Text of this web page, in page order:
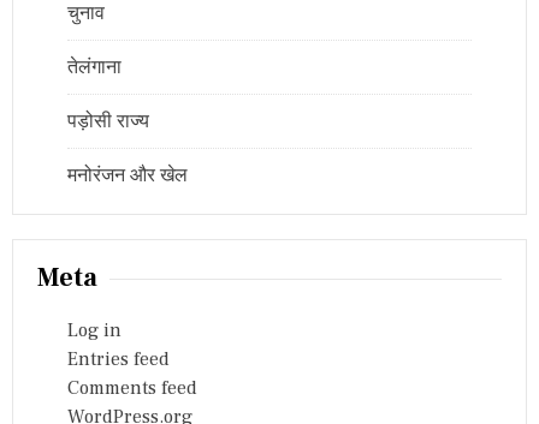
चुनाव
तेलंगाना
पड़ोसी राज्य
मनोरंजन और खेल
Meta
Log in
Entries feed
Comments feed
WordPress.org